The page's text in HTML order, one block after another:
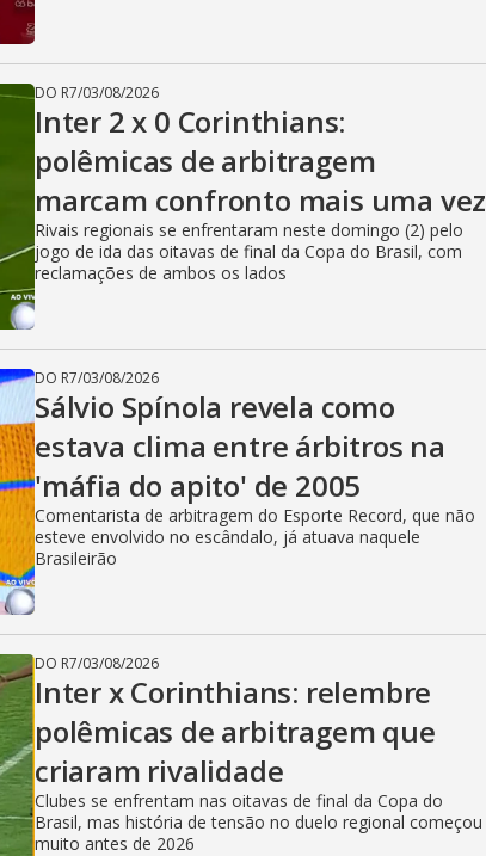
DO R7/03/08/2026
Inter 2 x 0 Corinthians:
polêmicas de arbitragem
marcam confronto mais uma vez
Rivais regionais se enfrentaram neste domingo (2) pelo
jogo de ida das oitavas de final da Copa do Brasil, com
reclamações de ambos os lados
DO R7/03/08/2026
Sálvio Spínola revela como
estava clima entre árbitros na
'máfia do apito' de 2005
Comentarista de arbitragem do Esporte Record, que não
esteve envolvido no escândalo, já atuava naquele
Brasileirão
DO R7/03/08/2026
Inter x Corinthians: relembre
polêmicas de arbitragem que
criaram rivalidade
Clubes se enfrentam nas oitavas de final da Copa do
Brasil, mas história de tensão no duelo regional começou
muito antes de 2026